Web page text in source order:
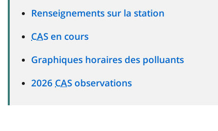
Renseignements sur la station
CAS en cours
Graphiques horaires des polluants
2026 CAS observations